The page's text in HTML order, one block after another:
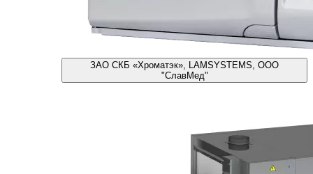
ЗАО СКБ «Хроматэк», LAMSYSTEMS, ООО
"СлавМед"